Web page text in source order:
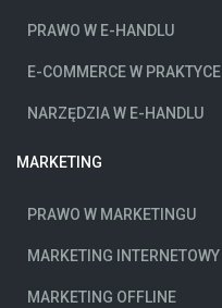
PRAWO W E-HANDLU
E-COMMERCE W PRAKTYCE
NARZĘDZIA W E-HANDLU
MARKETING
PRAWO W MARKETINGU
MARKETING INTERNETOWY
MARKETING OFFLINE